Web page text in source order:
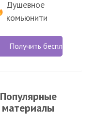
Душевное
комьюнити
Получить бесплатно
Популярные
материалы